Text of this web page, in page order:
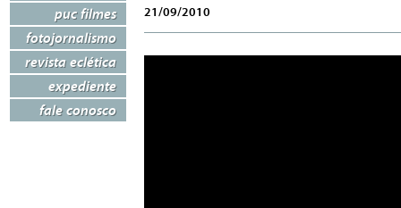
puc filmes
fotojornalismo
revista eclética
expediente
fale conosco
21/09/2010